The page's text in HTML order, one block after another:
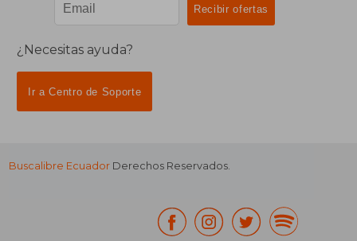
¿Necesitas ayuda?
Ir a Centro de Soporte
Buscalibre Ecuador Derechos Reservados.